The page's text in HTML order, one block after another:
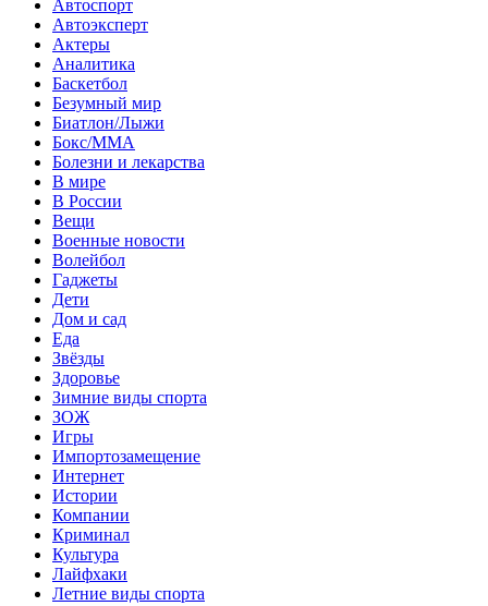
Автоспорт
Автоэксперт
Актеры
Аналитика
Баскетбол
Безумный мир
Биатлон/Лыжи
Бокс/MMA
Болезни и лекарства
В мире
В России
Вещи
Военные новости
Волейбол
Гаджеты
Дети
Дом и сад
Еда
Звёзды
Здоровье
Зимние виды спорта
ЗОЖ
Игры
Импортозамещение
Интернет
Истории
Компании
Криминал
Культура
Лайфхаки
Летние виды спорта